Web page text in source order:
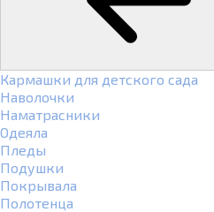
Кармашки для детского сада
Наволочки
Наматрасники
Одеяла
Пледы
Подушки
Покрывала
Полотенца